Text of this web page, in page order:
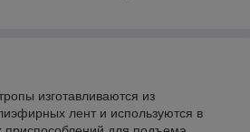
изготавливаются из
лент и используются в